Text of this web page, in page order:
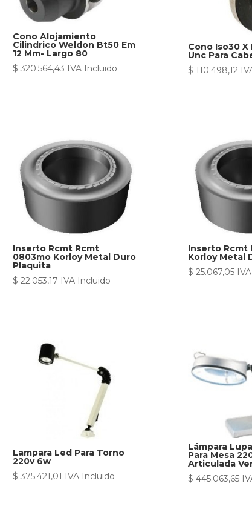
Cono Alojamiento
Cilindrico Weldon Bt50 Em
12 Mm- Largo 80
$ 320.564,43 IVA Incluido
Cono Iso30 X
Unc Para
$ 110.498,12
Inserto Rcmt Rcmt
0803mo Korloy Metal Duro
Plaquita
$ 22.053,17 IVA Incluido
Inserto Rcmt
Korloy Metal
$ 25.067,05
Lampara Led Para Torno
220v 6w
$ 375.421,01 IVA Incluido
Lámpara
Para Mesa
Articulada
$ 445.063,65